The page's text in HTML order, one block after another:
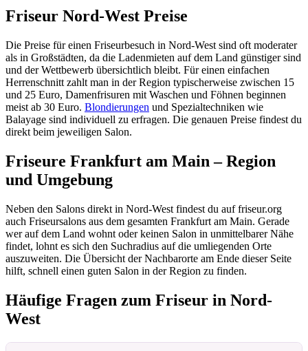
Friseur Nord-West Preise
Die Preise für einen Friseurbesuch in Nord-West sind oft moderater
als in Großstädten, da die Ladenmieten auf dem Land günstiger sind
und der Wettbewerb übersichtlich bleibt. Für einen einfachen
Herrenschnitt zahlt man in der Region typischerweise zwischen 15
und 25 Euro, Damenfrisuren mit Waschen und Föhnen beginnen
meist ab 30 Euro. Blondierungen und Spezialtechniken wie
Balayage sind individuell zu erfragen. Die genauen Preise findest du
direkt beim jeweiligen Salon.
Friseure Frankfurt am Main – Region
und Umgebung
Neben den Salons direkt in Nord-West findest du auf friseur.org
auch Friseursalons aus dem gesamten Frankfurt am Main. Gerade
wer auf dem Land wohnt oder keinen Salon in unmittelbarer Nähe
findet, lohnt es sich den Suchradius auf die umliegenden Orte
auszuweiten. Die Übersicht der Nachbarorte am Ende dieser Seite
hilft, schnell einen guten Salon in der Region zu finden.
Häufige Fragen zum Friseur in Nord-
West